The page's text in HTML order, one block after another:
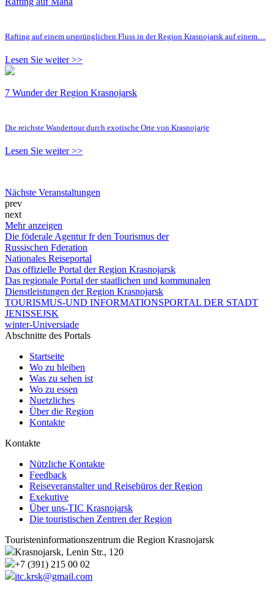
Rafting auf einem ursprünglichen Fluss in der Region Krasnojarsk auf einem…
Lesen Sie weiter >>
7 Wunder der Region Krasnojarsk
Die reichste Wandertour durch exotische Orte von Krasnojarje
Lesen Sie weiter >>
Nächste Veranstaltungen
prev
next
Mehr anzeigen
Die föderale Agentur fr den Tourismus der
Russischen Fderation
Nationales Reiseportal
Das offizielle Portal der Region Krasnojarsk
Das regionale Portal der staatlichen und kommunalen
Dienstleistungen der Region Krasnojarsk
TOURISMUS-UND INFORMATIONSPORTAL DER STADT
JENISSEJSK
winter-Universiade
Abschnitte des Portals
Startseite
Wo zu bleiben
Was zu sehen ist
Wo zu essen
Nuetzliches
Über die Region
Kontakte
Kontakte
Nützliche Kontakte
Feedback
Reiseveranstalter und Reisebüros der Region
Exekutive
Über uns-TIC Krasnojarsk
Die touristischen Zentren der Region
Touristeninformationszentrum die Region Krasnojarsk
Krasnojarsk, Lenin Str., 120
+7 (391) 215 00 02
itc.krsk@gmail.com